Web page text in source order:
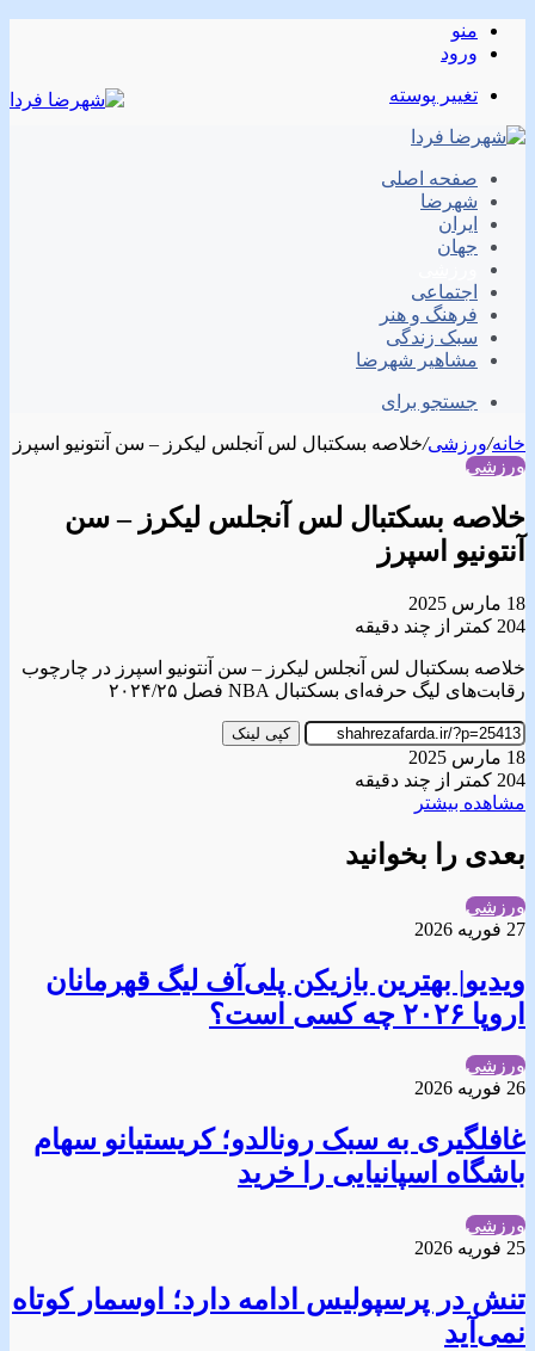
منو
ورود
تغییر پوسته
صفحه اصلی
شهرضا
ایران
جهان
اجتماعی
فرهنگ و هنر
سبک زندگی
مشاهیر شهرضا
جستجو برای
خانه/ورزشی/خلاصه بسکتبال لس آنجلس لیکرز – سن آنتونیو اسپرز
ورزشی
خلاصه بسکتبال لس آنجلس لیکرز – سن
آنتونیو اسپرز
18 مارس 2025
204 کمتر از چند دقیقه
خلاصه بسکتبال لس آنجلس لیکرز – سن آنتونیو اسپرز در چارچوب
رقابت‌های لیگ حرفه‌ای بسکتبال NBA فصل ۲۰۲۴/۲۵
کپی لینک
18 مارس 2025
204 کمتر از چند دقیقه
مشاهده بیشتر
بعدی را بخوانید
ورزشی
27 فوریه 2026
ویدیو| بهترین بازیکن پلی‌آف لیگ قهرمانان‌
اروپا ۲۰۲۶ چه کسی است؟
ورزشی
26 فوریه 2026
غافلگیری به سبک رونالدو؛ کریستیانو سهام
باشگاه اسپانیایی را خرید
ورزشی
25 فوریه 2026
تنش در پرسپولیس ادامه دارد؛ اوسمار کوتاه
نمی‌آید